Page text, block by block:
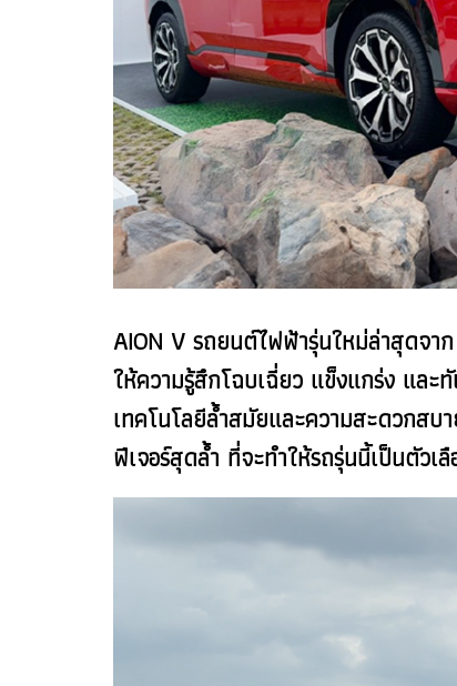
AION V รถยนต์ไฟฟ้ารุ่นใหม่ล่าสุดจา
ให้ความรู้สึกโฉบเฉี่ยว แข็งแกร่ง แล
เทคโนโลยีล้ำสมัยและความสะดวกสบ
ฟีเจอร์สุดล้ำ ที่จะทำให้รถรุ่นนี้เป็นตัวเ